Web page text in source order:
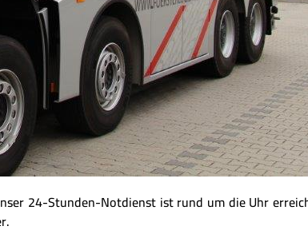
24-Stunden-Notdienst ist rund um die Uhr